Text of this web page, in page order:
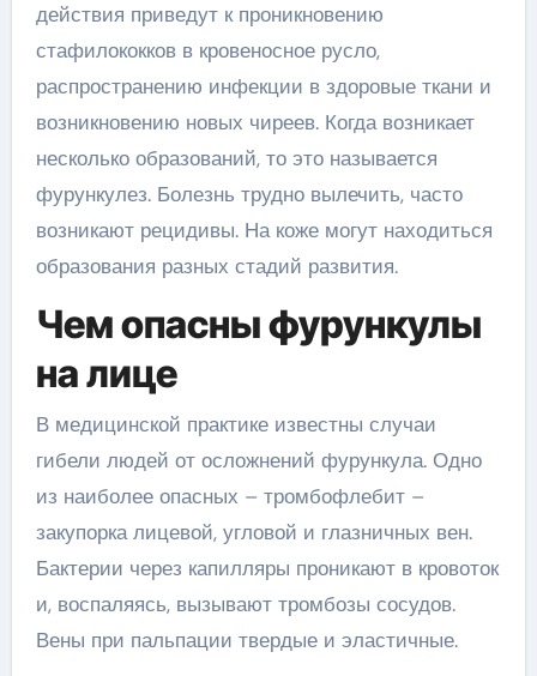
действия приведут к проникновению
стафилококков в кровеносное русло,
распространению инфекции в здоровые ткани и
возникновению новых чиреев. Когда возникает
несколько образований, то это называется
фурункулез. Болезнь трудно вылечить, часто
возникают рецидивы. На коже могут находиться
образования разных стадий развития.
Чем опасны фурункулы
на лице
В медицинской практике известны случаи
гибели людей от осложнений фурункула. Одно
из наиболее опасных – тромбофлебит –
закупорка лицевой, угловой и глазничных вен.
Бактерии через капилляры проникают в кровоток
и, воспаляясь, вызывают тромбозы сосудов.
Вены при пальпации твердые и эластичные.